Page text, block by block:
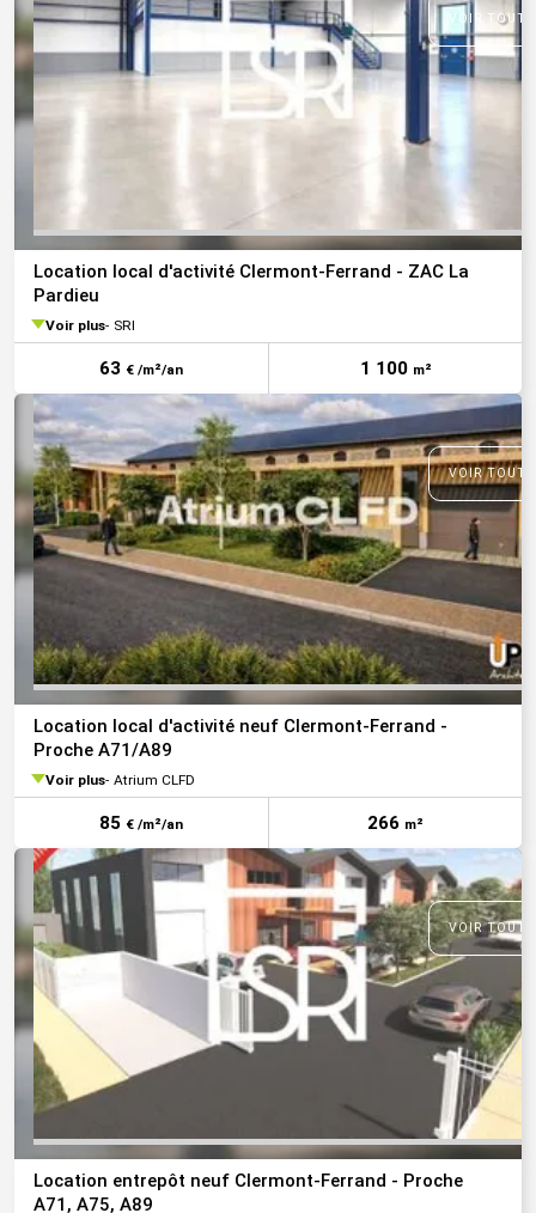
VOIR
Location local d'activité Clermont-Ferrand - ZAC La
Pardieu
Voir plus SRI
63 € /m²/an 1 100 m²
VOIR
Location local d'activité neuf Clermont-Ferrand -
Proche A71/A89
Voir plus Atrium CLFD
85 € /m²/an 266 m²
VOIR
Location entrepôt neuf Clermont-Ferrand - Proche
A71, A75, A89